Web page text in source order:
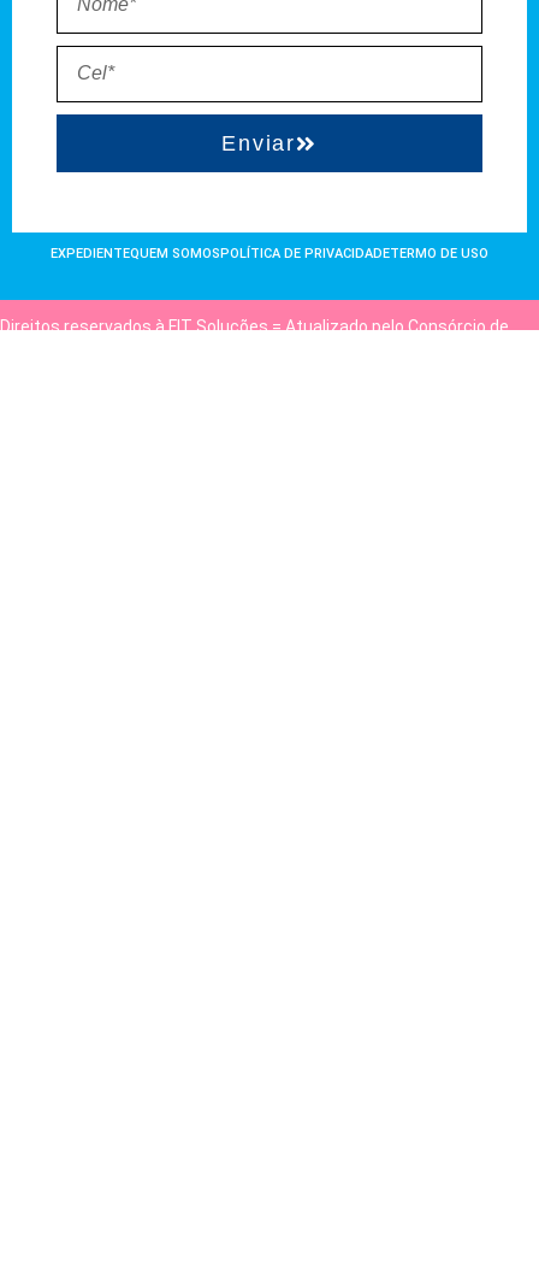
Enviar
EXPEDIENTEQUEM SOMOSPOLÍTICA DE PRIVACIDADETERMO DE USO
Direitos reservados à FIT Soluções = Atualizado pelo Consórcio de